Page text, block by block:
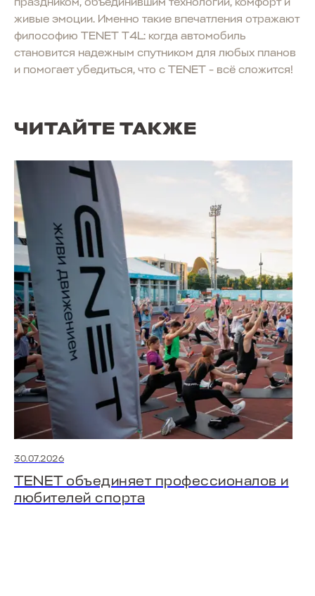
живые эмоции. Именно такие впечатления отражают
философию TENET T4L: когда автомобиль
становится надежным спутником для любых планов
и помогает убедиться, что с TENET - всё сложится!
ЧИТАЙТЕ ТАКЖЕ
30.07.2026
TENET объединяет профессионалов и
любителей спорта